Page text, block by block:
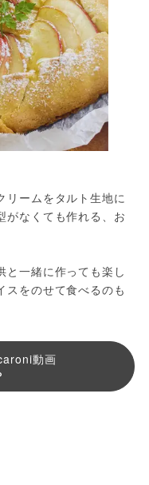
リームをタルト生地に
がなくても作れる、お
と一緒に作っても楽し
スをのせて食べるのも
動画